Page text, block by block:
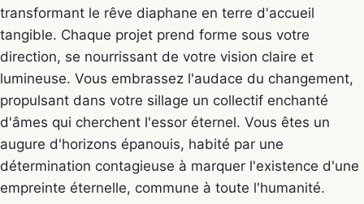
transformant le rêve diaphane en terre d'accueil
tangible. Chaque projet prend forme sous votre
direction, se nourrissant de votre vision claire et
lumineuse. Vous embrassez l'audace du changement,
propulsant dans votre sillage un collectif enchanté
d'âmes qui cherchent l'essor éternel. Vous êtes un
augure d'horizons épanouis, habité par une
détermination contagieuse à marquer l'existence d'une
empreinte éternelle, commune à toute l'humanité.